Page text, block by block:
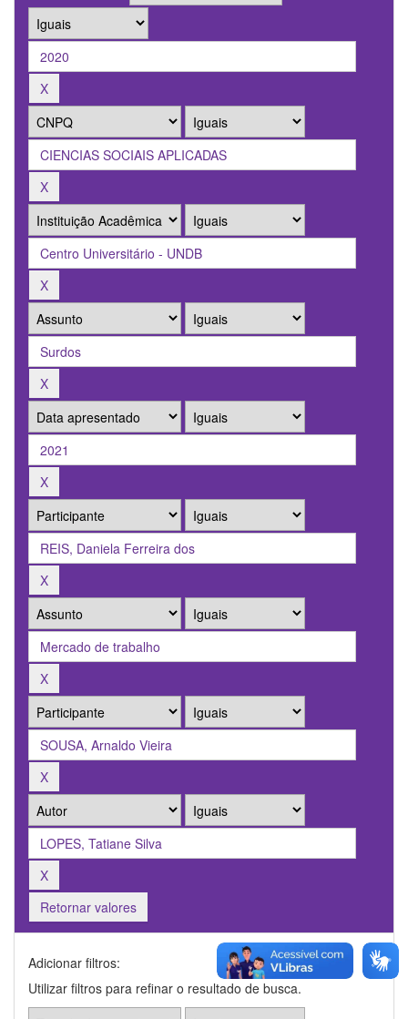
Retornar valores
Adicionar filtros:
Utilizar filtros para refinar o resultado de busca.